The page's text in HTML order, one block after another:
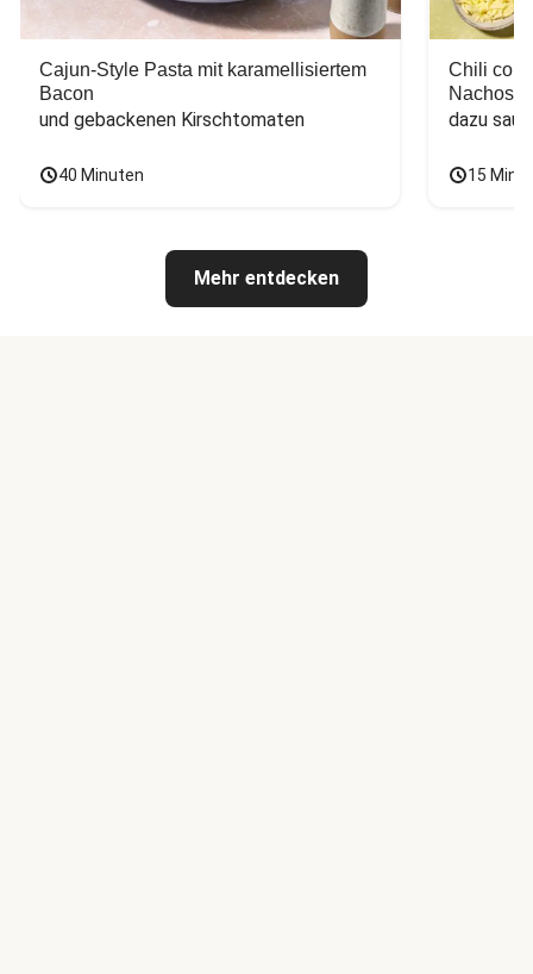
Cajun-Style Pasta mit karamellisiertem
Bacon
und gebackenen Kirschtomaten
40 Minuten
Chili con
Nachos
dazu
15
Mehr entdecken